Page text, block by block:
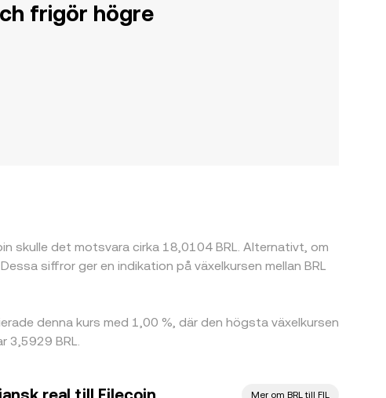
frigör högre
skulle det motsvara cirka 18,0104 BRL. Alternativt, om
siffror ger en indikation på växelkursen mellan BRL
denna kurs med 1,00 %, där den högsta växelkursen
3,5929 BRL.
Mer om BRL till FIL